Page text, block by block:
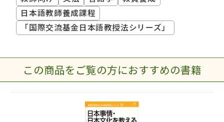
日本語教師養成課程
「国際交流基金日本語教授法シリーズ」
この商品をご覧の方におすすめの書籍